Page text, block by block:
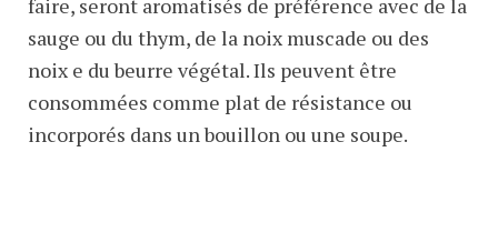
faire, seront aromatisés de préférence avec de la
sauge ou du thym, de la noix muscade ou des
noix e du beurre végétal. Ils peuvent être
consommées comme plat de résistance ou
incorporés dans un bouillon ou une soupe.